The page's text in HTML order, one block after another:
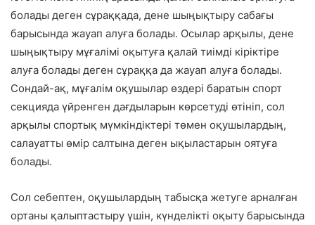
болады деген сұраққада, дене шыңықтыру сабағы
барысында жауап алуға болады. Осылар арқылы, дене
шыңықтыру мұғалімі оқытуға қалай тиімді кіріктіре
алуға болады деген сұраққа да жауап алуға болады.
Сондай-ақ, мұғалім оқушылар өздері баратын спорт
секцияда үйренген дағдыларын көрсетуді өтініп, сол
арқылы спортық мүмкіндіктері төмен оқушылардың,
салауатты өмір салтына деген ықыластарын оятуға
болады.
Сол себептен, оқушылардың табысқа жетуге арналған
ортаны қалыптастыру үшін, күнделікті оқыту барысында